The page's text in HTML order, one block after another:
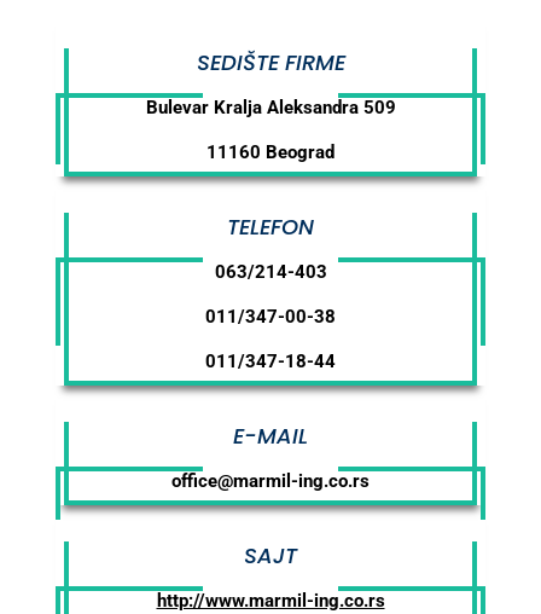
SEDIŠTE FIRME
Bulevar Kralja Aleksandra 509
11160 Beograd
TELEFON
063/214-403
011/347-00-38
011/347-18-44
E-MAIL
office@marmil-ing.co.rs
SAJT
http://www.marmil-ing.co.rs